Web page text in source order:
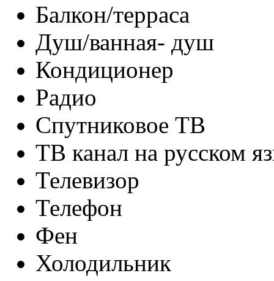
Балкон/терраса
Душ/ванная- душ
Кондиционер
Радио
Спутниковое ТВ
ТВ канал на русском
Телевизор
Телефон
Фен
Холодильник